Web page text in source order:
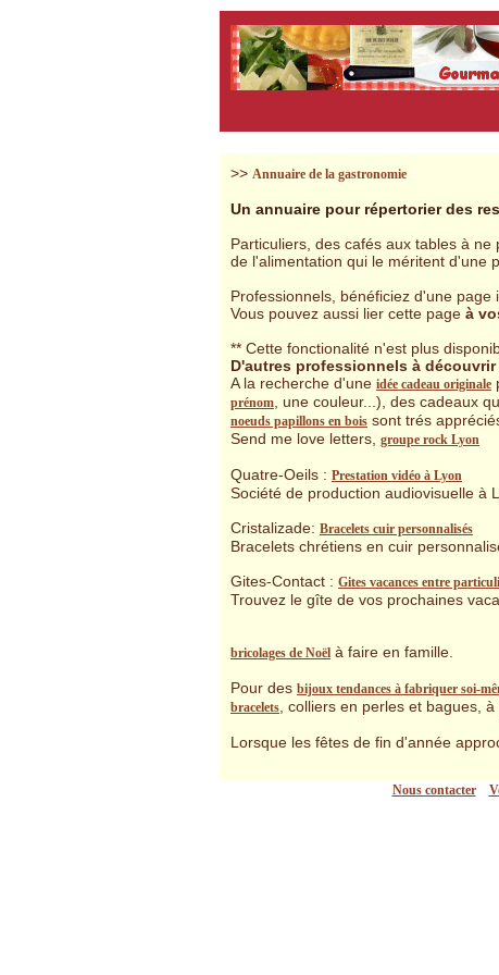
>> Annuaire de la gastronomie
Un annuaire pour répertorier des
Particuliers, des cafés aux tables à ne
de l'alimentation qui le méritent d'une
Professionnels, bénéficiez d'une page
Vous pouvez aussi lier cette page à
** Cette fonctionalité n'est plus
D'autres professionnels à
A la recherche d'une idée cadeau originale
prénom , une couleur...), des cadeaux
noeuds papillons en bois sont trés
Send me love letters, groupe rock Lyon
Quatre-Oeils : Prestation vidéo à Lyon
Société de production audiovisuelle à
Cristalizade: Bracelets cuir personnalisés
Bracelets chrétiens en cuir
Gites-Contact : Gites vacances entre
Trouvez le gîte de vos prochaines
bricolages de Noël à faire en famille.
Pour des bijoux tendances à fabriquer soi-
bracelets , colliers en perles et bagues,
Lorsque les fêtes de fin d'année
Nous contacter